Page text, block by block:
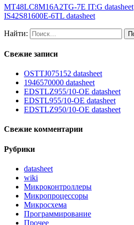
MT48LC8M16A2TG-7E IT:G datasheet
IS42S81600E-6TL datasheet
Найти:
Свежие записи
OSTTJ075152 datasheet
1946570000 datasheet
EDSTLZ955/10-OE datasheet
EDSTL955/10-OE datasheet
EDSTLZ950/10-OE datasheet
Свежие комментарии
Рубрики
datasheet
wiki
Микроконтроллеры
Микропроцессоры
Микросхема
Программирование
Прочее